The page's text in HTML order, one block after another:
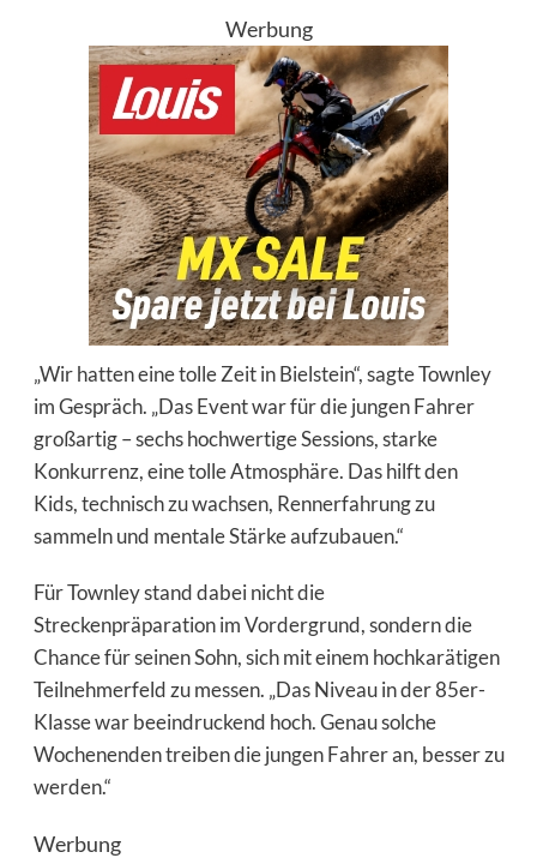
Werbung
„Wir hatten eine tolle Zeit in Bielstein“, sagte Townley
im Gespräch. „Das Event war für die jungen Fahrer
großartig – sechs hochwertige Sessions, starke
Konkurrenz, eine tolle Atmosphäre. Das hilft den
Kids, technisch zu wachsen, Rennerfahrung zu
sammeln und mentale Stärke aufzubauen.“
Für Townley stand dabei nicht die
Streckenpräparation im Vordergrund, sondern die
Chance für seinen Sohn, sich mit einem hochkarätigen
Teilnehmerfeld zu messen. „Das Niveau in der 85er-
Klasse war beeindruckend hoch. Genau solche
Wochenenden treiben die jungen Fahrer an, besser zu
werden.“
Werbung